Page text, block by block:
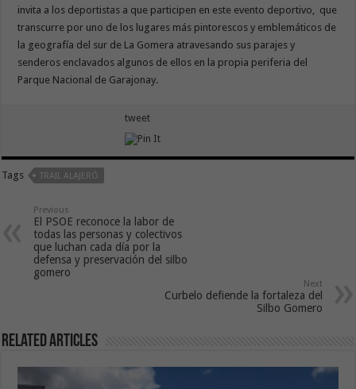
invita a los deportistas a que participen en este evento deportivo, que
transcurre por uno de los lugares más pintorescos y emblemáticos de
la geografía del sur de La Gomera atravesando sus parajes y
senderos enclavados algunos de ellos en la propia periferia del
Parque Nacional de Garajonay.
tweet
Tags TRAIL ALAJERÓ
Previous
El PSOE reconoce la labor de
todas las personas y colectivos
que luchan cada día por la
defensa y preservación del silbo
gomero
Next
Curbelo defiende la fortaleza del
Silbo Gomero
Related Articles